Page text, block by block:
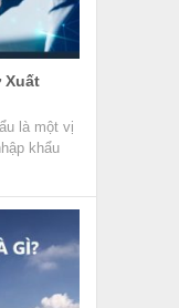
Xuất
là một vị
khẩu